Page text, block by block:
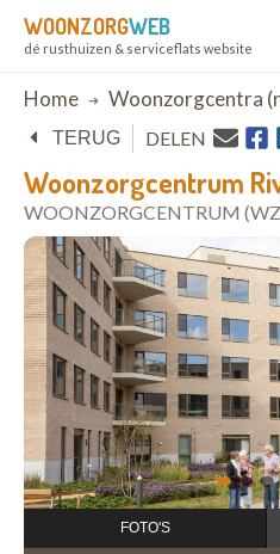
WOONZORGWEB
dé rusthuizen & serviceflats website
Breadcrumb
Home Woonzorgcentra
Woonzorgcentrum
WOONZORGCENTRUM
TERUG DELEN
1 2 3
open in Google Maps
FOTO'S